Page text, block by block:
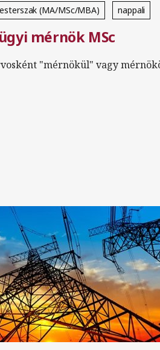
(MA/MSc/MBA)
nappali
mérnök MSc
"mérnökül" vagy